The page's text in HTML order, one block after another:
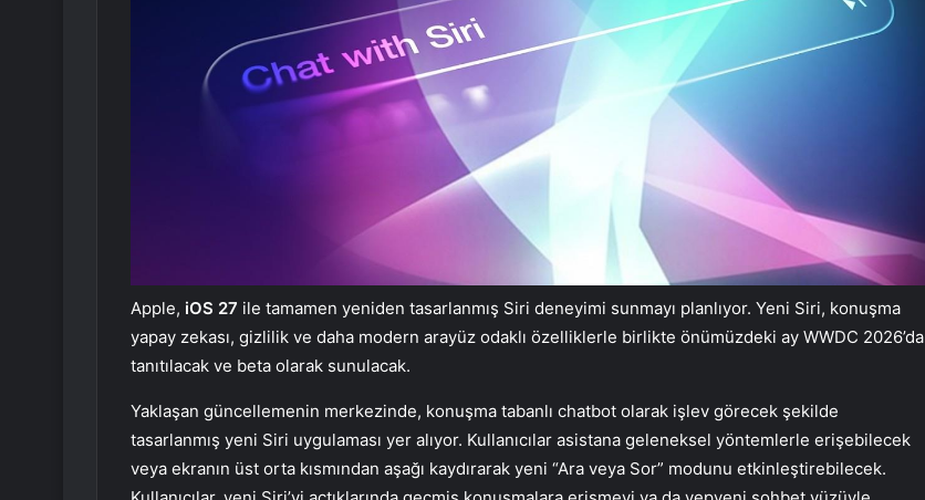
Apple, iOS 27 ile tamamen yeniden tasarlanmış Siri deneyimi sunmayı planlıyor. Yeni Siri, konuşma
yapay zekası, gizlilik ve daha modern arayüz odaklı özelliklerle birlikte önümüzdeki ay WWDC 2026’da
tanıtılacak ve beta olarak sunulacak.
Yaklaşan güncellemenin merkezinde, konuşma tabanlı chatbot olarak işlev görecek şekilde
tasarlanmış yeni Siri uygulaması yer alıyor. Kullanıcılar asistana geleneksel yöntemlerle erişebilecek
veya ekranın üst orta kısmından aşağı kaydırarak yeni “Ara veya Sor” modunu etkinleştirebilecek.